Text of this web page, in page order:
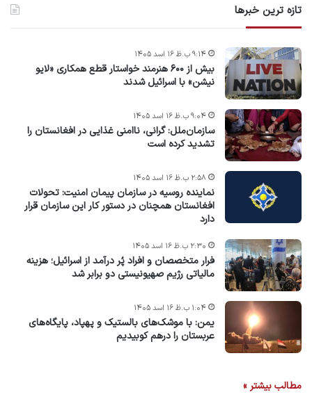
تازه ترین خبرها
بیش از ۶۰۰ هنرمند خواستار قطع همکاری «لایو
نیشن» با اسرائیل شدند
۹:۱۴ ب.ظ ۱۶ اسد ۱۴۰۵
سازمان‌ملل: گرانی، ناامنی غذایی در افغانستان را
تشدید کرده است
۹:۰۴ ب.ظ ۱۶ اسد ۱۴۰۵
نماینده روسیه در سازمان پیمان امنیت: تحولات
افغانستان همچنان در دستور کار این سازمان قرار
دارد
۲:۵۸ ب.ظ ۱۶ اسد ۱۴۰۵
فرار متخصصان و افراد پُر درآمد از اسرائیل؛ هزینه
مالیاتی رژیم صهیونیستی دو برابر شد
۲:۳۰ ب.ظ ۱۶ اسد ۱۴۰۵
یمن: با موشک‌های بالستیک و پهپاد، پایگاه‌های
عربستان را درهم کوبیدیم
۱:۰۴ ب.ظ ۱۶ اسد ۱۴۰۵
مطالب بیشتر »